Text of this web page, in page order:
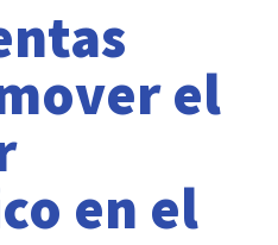
el
en el